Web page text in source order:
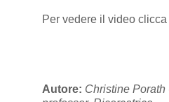
Per vedere il video clicca
Autore: Christine Porath